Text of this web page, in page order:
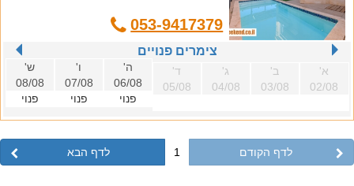
053-9417379
צימרים פנויים
א'
02/08
ב'
03/08
ג'
04/08
ד'
05/08
ה'
06/08
פנוי
ו'
07/08
פנוי
ש'
08/08
פנוי
לדף הקודם 1 לדף הבא